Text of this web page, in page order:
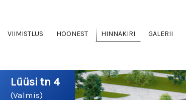
VIIMISTLUS HOONEST HINNAKIRI GALERII
Lüüsi tn 4
(Valmis)